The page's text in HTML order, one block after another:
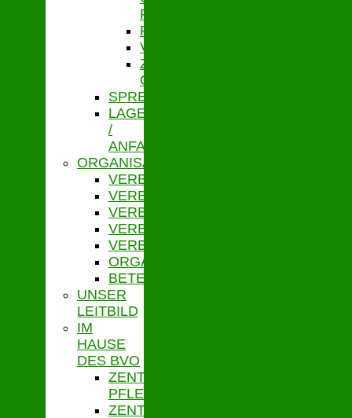
PROJEKTMANAGEMENT
PERSONAL
VERBANDSSTEUERUNG
ZENTRALES
QUALITÄTSMANAGEMENT
SPRECHZEITEN
LAGE
/
ANFAHRT
ORGANISATION
VERBANDSVORSITZ
VERBANDSGESCHÄFTSFÜHRUNG
VERBANDSVERSAMMLUNG
VERBANDSAUSSCHUSS
VERBANDSORDNUNG
ORGANIGRAMM
BETEILIGUNGEN
UNSER
LEITBILD
IM
HAUSE
DES BVO
ZENTRALE
PFLEGESATZSTELLE
ZENTRALE